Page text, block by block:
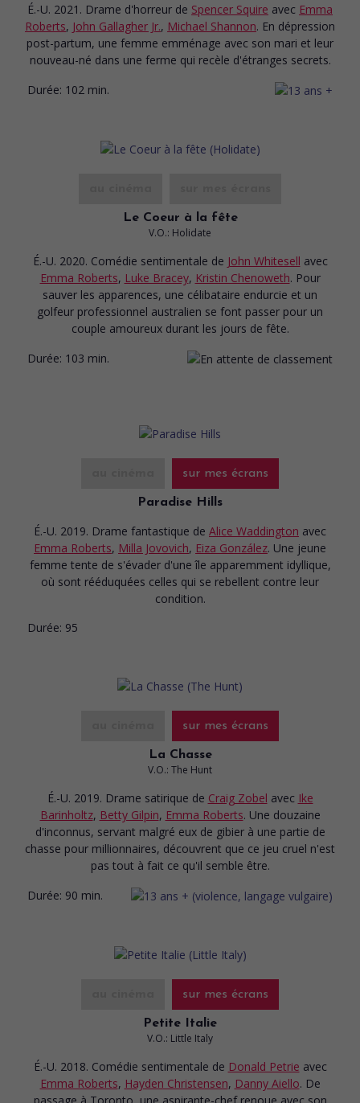
É.-U. 2021. Drame d'horreur de Spencer Squire avec Emma
Roberts, John Gallagher Jr., Michael Shannon. En dépression
post-partum, une femme emménage avec son mari et leur
nouveau-né dans une ferme qui recèle d'étranges secrets.
Durée: 102 min.
Le Coeur à la fête
V.O.: Holidate
É.-U. 2020. Comédie sentimentale de John Whitesell avec
Emma Roberts, Luke Bracey, Kristin Chenoweth. Pour
sauver les apparences, une célibataire endurcie et un
golfeur professionnel australien se font passer pour un
couple amoureux durant les jours de fête.
Durée: 103 min.
sur mes écrans
Paradise Hills
É.-U. 2019. Drame fantastique de Alice Waddington avec
Emma Roberts, Milla Jovovich, Eiza González. Une jeune
femme tente de s'évader d'une île apparemment idyllique,
où sont rééduquées celles qui se rebellent contre leur
condition.
Durée: 95
sur mes écrans
La Chasse
V.O.: The Hunt
É.-U. 2019. Drame satirique de Craig Zobel avec Ike
Barinholtz, Betty Gilpin, Emma Roberts. Une douzaine
d'inconnus, servant malgré eux de gibier à une partie de
chasse pour millionnaires, découvrent que ce jeu cruel n'est
pas tout à fait ce qu'il semble être.
Durée: 90 min.
sur mes écrans
Petite Italie
V.O.: Little Italy
É.-U. 2018. Comédie sentimentale de Donald Petrie avec
Emma Roberts, Hayden Christensen, Danny Aiello. De